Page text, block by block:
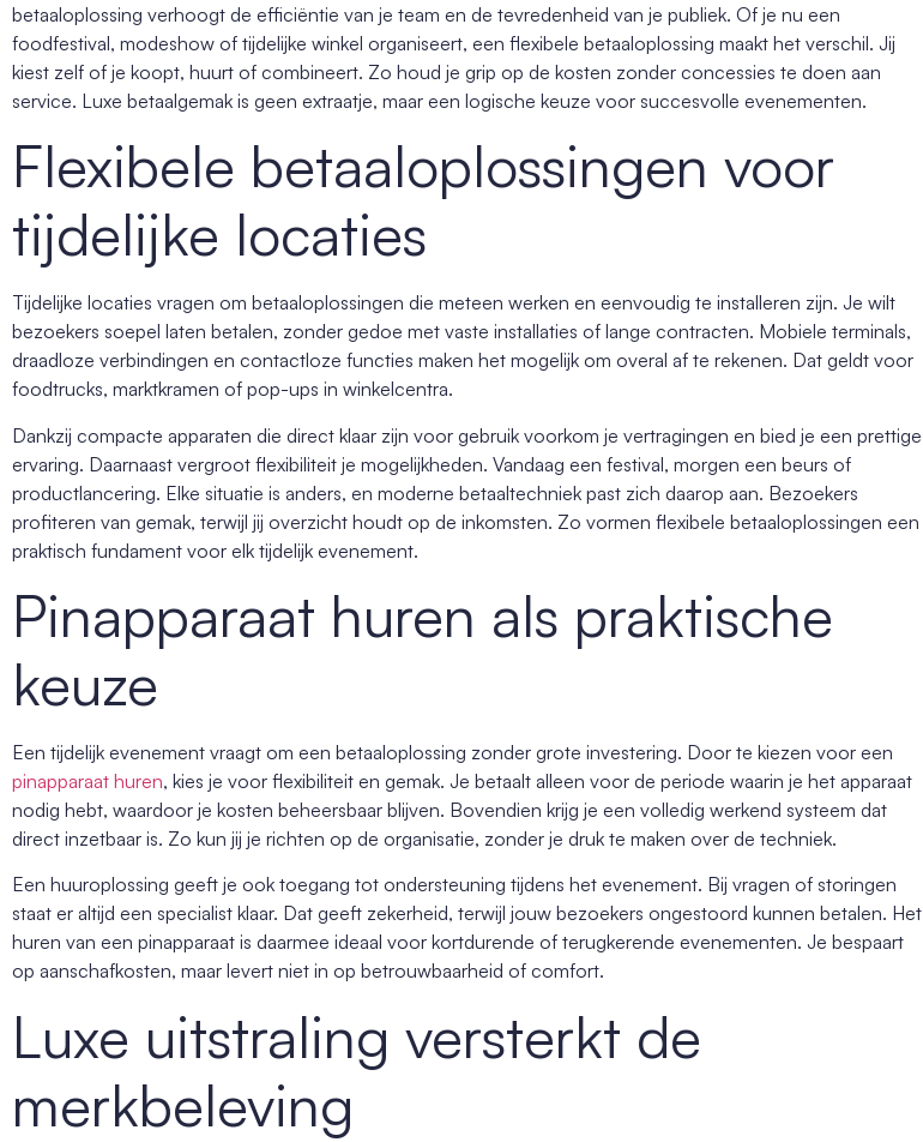
betaaloplossing verhoogt de efficiëntie van je team en de tevredenheid van je publiek. Of je nu een
foodfestival, modeshow of tijdelijke winkel organiseert, een flexibele betaaloplossing maakt het verschil. Jij
kiest zelf of je koopt, huurt of combineert. Zo houd je grip op de kosten zonder concessies te doen aan
service. Luxe betaalgemak is geen extraatje, maar een logische keuze voor succesvolle evenementen.
Flexibele betaaloplossingen voor
tijdelijke locaties
Tijdelijke locaties vragen om betaaloplossingen die meteen werken en eenvoudig te installeren zijn. Je wilt
bezoekers soepel laten betalen, zonder gedoe met vaste installaties of lange contracten. Mobiele terminals,
draadloze verbindingen en contactloze functies maken het mogelijk om overal af te rekenen. Dat geldt voor
foodtrucks, marktkramen of pop-ups in winkelcentra.
Dankzij compacte apparaten die direct klaar zijn voor gebruik voorkom je vertragingen en bied je een prettige
ervaring. Daarnaast vergroot flexibiliteit je mogelijkheden. Vandaag een festival, morgen een beurs of
productlancering. Elke situatie is anders, en moderne betaaltechniek past zich daarop aan. Bezoekers
profiteren van gemak, terwijl jij overzicht houdt op de inkomsten. Zo vormen flexibele betaaloplossingen een
praktisch fundament voor elk tijdelijk evenement.
Pinapparaat huren als praktische
keuze
Een tijdelijk evenement vraagt om een betaaloplossing zonder grote investering. Door te kiezen voor een
pinapparaat huren, kies je voor flexibiliteit en gemak. Je betaalt alleen voor de periode waarin je het apparaat
nodig hebt, waardoor je kosten beheersbaar blijven. Bovendien krijg je een volledig werkend systeem dat
direct inzetbaar is. Zo kun jij je richten op de organisatie, zonder je druk te maken over de techniek.
Een huuroplossing geeft je ook toegang tot ondersteuning tijdens het evenement. Bij vragen of storingen
staat er altijd een specialist klaar. Dat geeft zekerheid, terwijl jouw bezoekers ongestoord kunnen betalen. Het
huren van een pinapparaat is daarmee ideaal voor kortdurende of terugkerende evenementen. Je bespaart
op aanschafkosten, maar levert niet in op betrouwbaarheid of comfort.
Luxe uitstraling versterkt de
merkbeleving